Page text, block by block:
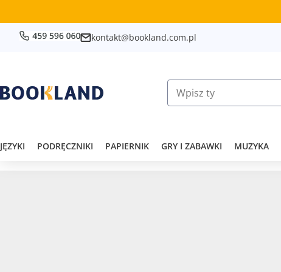
kontakt@bookland.com.pl
JĘZYKI PODRĘCZNIKI PAPIERNIK GRY I ZABAWKI MUZYKA